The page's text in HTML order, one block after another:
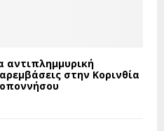
αντιπλημμυρική
στην Κορινθία